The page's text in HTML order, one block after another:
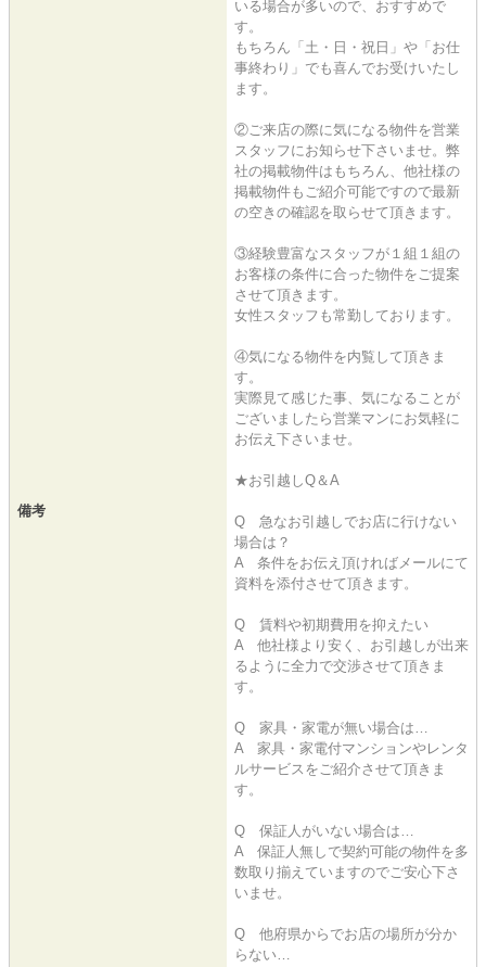
備考
いる場合が多いので、おすすめで
す。
もちろん「土・日・祝日」や「お仕
事終わり」でも喜んでお受けいたし
ます。
②ご来店の際に気になる物件を営業
スタッフにお知らせ下さいませ。弊
社の掲載物件はもちろん、他社様の
掲載物件もご紹介可能ですので最新
の空きの確認を取らせて頂きます。
③経験豊富なスタッフが１組１組の
お客様の条件に合った物件をご提案
させて頂きます。
女性スタッフも常勤しております。
④気になる物件を内覧して頂きま
す。
実際見て感じた事、気になることが
ございましたら営業マンにお気軽に
お伝え下さいませ。
★お引越しQ＆A
Q 急なお引越しでお店に行けない
場合は？
A 条件をお伝え頂ければメールにて
資料を添付させて頂きます。
Q 賃料や初期費用を抑えたい
A 他社様より安く、お引越しが出来
るように全力で交渉させて頂きま
す。
Q 家具・家電が無い場合は…
A 家具・家電付マンションやレンタ
ルサービスをご紹介させて頂きま
す。
Q 保証人がいない場合は…
A 保証人無しで契約可能の物件を多
数取り揃えていますのでご安心下さ
いませ。
Q 他府県からでお店の場所が分か
らない…